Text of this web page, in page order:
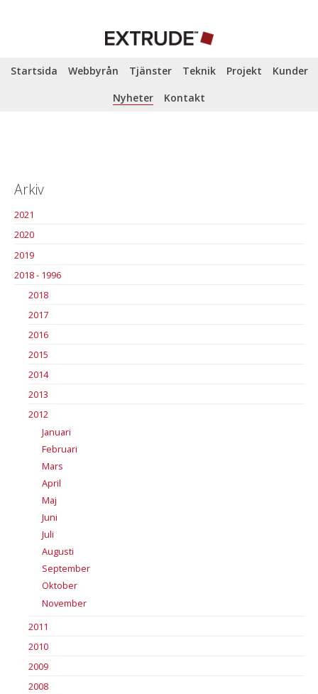
Startsida Webbyrån Tjänster Teknik Projekt
Kunder
Nyheter
Kontakt
Arkiv
2021
2020
2019
2018 - 1996
2018
2017
2016
2015
2014
2013
2012
Januari
Februari
Mars
April
Maj
Juni
Juli
Augusti
September
Oktober
November
2011
2010
2009
2008